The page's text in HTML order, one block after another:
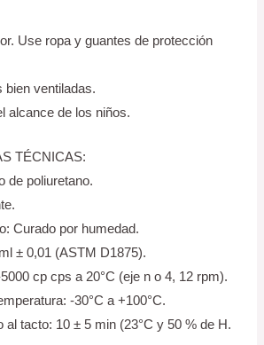
Use ropa y guantes de protección
bien ventiladas.
alcance de los niños.
TÉCNICAS:
de poliuretano.
Curado por humedad.
± 0,01 (ASTM D1875).
cp cps a 20°C (eje n o 4, 12 rpm).
-30°C a +100°C.
al tacto: 10 ± 5 min (23°C y 50 % de H.